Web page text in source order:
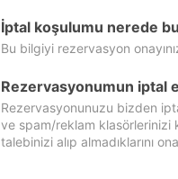
İptal koşulumu nerede
Bu bilgiyi rezervasyon
Rezervasyonumun iptal
Rezervasyonunuzu bizden
ve spam/reklam klasörlerinizi
talebinizi alıp almadıklarını